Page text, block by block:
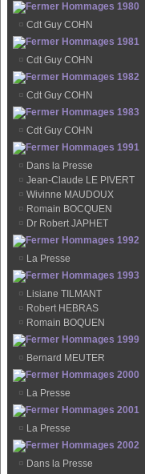
Hommages 1980
¤ Cdt Guy COHN
Hommages 1981
¤ Cdt Guy COHN
Hommages 1982
¤ Cdt Guy COHN
Hommages 1983
¤ Cdt Guy COHN
Hommages 1991
¤ Dans la Presse
¤ Jean-Claude LE PIVERT
¤ Wivinne MAUDOUX
¤ Romain BOCQUEN
¤ Dr Robert JAPHET
Hommages 1992
¤ La Presse
Hommages 1993
¤ Lisiane TILMANT
¤ Robert HEBRAS
¤ Romain BOQUEN
Hommages 1999
¤ Bernard MEUTER
Hommages 2000
¤ La Presse
Hommages 2001
¤ La Presse
Hommages 2002
¤ Dans la Presse